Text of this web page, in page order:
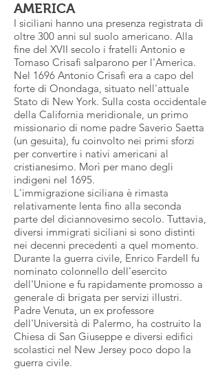
AMERICA
I siciliani hanno una presenza registrata di
oltre 300 anni sul suolo americano. Alla
fine del XVII secolo i fratelli Antonio e
Tomaso Crisafi salparono per l'America.
Nel 1696 Antonio Crisafi era a capo del
forte di Onondaga, situato nell'attuale
Stato di New York. Sulla costa occidentale
della California meridionale, un primo
missionario di nome padre Saverio Saetta
(un gesuita), fu coinvolto nei primi sforzi
per convertire i nativi americani al
cristianesimo. Morì per mano degli
indigeni nel 1695.
L'immigrazione siciliana è rimasta
relativamente lenta fino alla seconda
parte del diciannovesimo secolo. Tuttavia,
diversi immigrati siciliani si sono distinti
nei decenni precedenti a quel momento.
Durante la guerra civile, Enrico Fardell fu
nominato colonnello dell'esercito
dell'Unione e fu rapidamente promosso a
generale di brigata per servizi illustri.
Padre Venuta, un ex professore
dell'Università di Palermo, ha costruito la
Chiesa di San Giuseppe e diversi edifici
scolastici nel New Jersey poco dopo la
guerra civile.